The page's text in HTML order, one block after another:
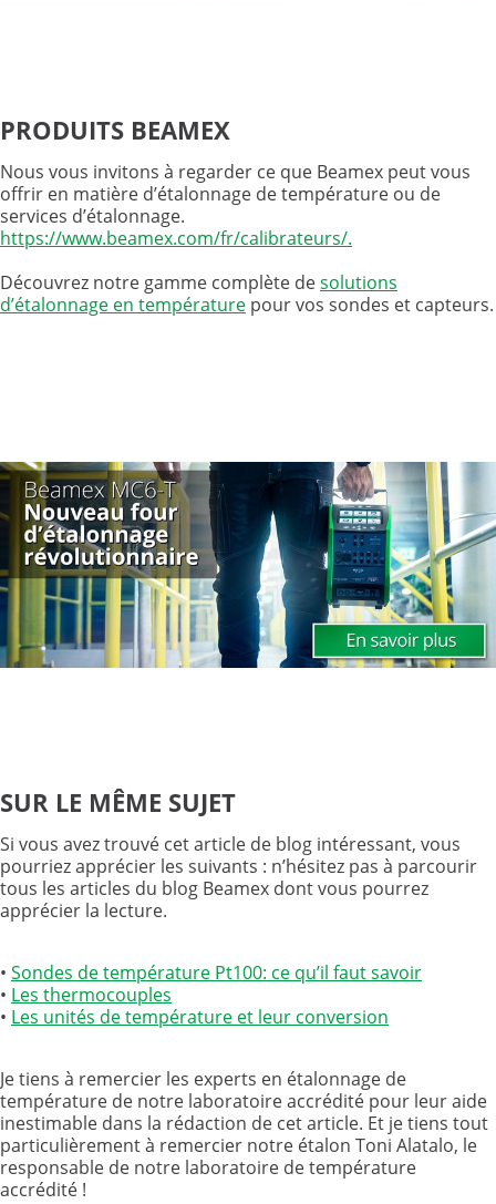
PRODUITS BEAMEX
Nous vous invitons à regarder ce que Beamex peut vous
offrir en matière d’étalonnage de température ou de
services d’étalonnage.
https://www.beamex.com/fr/calibrateurs/.
Découvrez notre gamme complète desolutions
d’étalonnage en température pour vos sondes et capteurs.
SUR LE MÊME SUJET
Si vous avez trouvé cet article de blog intéressant, vous
pourriez apprécier les suivants : n’hésitez pas à parcourir
tous les articles du blog Beamex dont vous pourrez
apprécier la lecture.
• Sondes de température Pt100: ce qu’il faut savoir
• Les thermocouples
• Les unités de température et leur conversion
Je tiens à remercier les experts en étalonnage de
température de notre laboratoire accrédité pour leur aide
inestimable dans la rédaction de cet article. Et je tiens tout
particulièrement à remercier notre étalon Toni Alatalo, le
responsable de notre laboratoire de température
accrédité !